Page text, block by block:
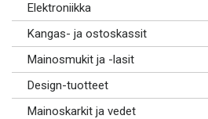
Elektroniikka
Kangas- ja ostoskassit
Mainosmukit ja -lasit
Design-tuotteet
Mainoskarkit ja vedet